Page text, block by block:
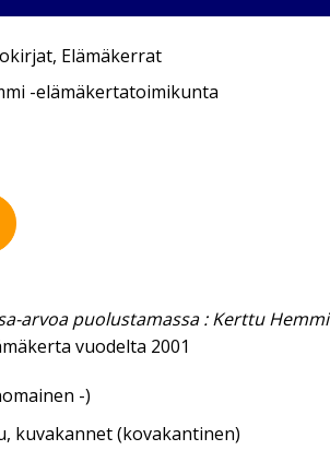
, Elämäkerrat
-elämäkertatoimikunta
arvoa puolustamassa : Kerttu Hemmi
vuodelta 2001
-)
kuvakannet (kovakantinen)